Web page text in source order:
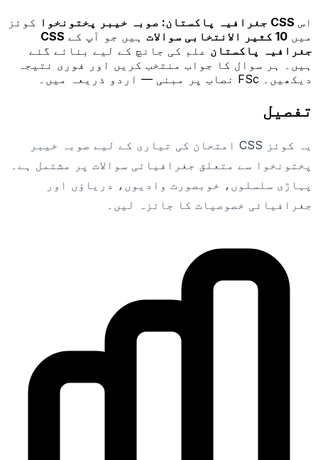
اس CSS جغرافیہ پاکستان: صوبہ خیبر پختونخوا
کوئز
میں 10 کثیر الانتخابی سوالات ہیں جو آپ کے CSS
جغرافیہ پاکستان علم کی جانچ کے لیے بنائے گئے
ہیں۔ ہر سوال کا جواب منتخب کریں اور فوری نتیجہ
دیکھیں۔ FSc نصاب پر مبنی — اردو ذریعہ میں۔
تفصیل
یہ کوئز CSS امتحان کی تیاری کے لیے صوبہ خیبر
پختونخوا سے متعلق جغرافیائی سوالات پر مشتمل ہے۔
پہاڑی سلسلوں، خوبصورت وادیوں، دریاؤں اور
جغرافیائی خصوصیات کا جائزہ لیں۔